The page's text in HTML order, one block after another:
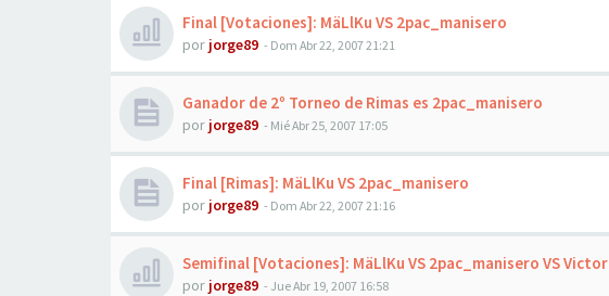
Final [Votaciones]: MäLlKu VS 2pac_manisero
por jorge89 - Dom Abr 22, 2007 21:21
Ganador de 2º Torneo de Rimas es 2pac_manisero
por jorge89 - Mié Abr 25, 2007 17:05
Final [Rimas]: MäLlKu VS 2pac_manisero
por jorge89 - Dom Abr 22, 2007 21:16
Semifinal [Votaciones]: MäLlKu VS 2pac_manisero VS Victor
por jorge89 - Jue Abr 19, 2007 16:58